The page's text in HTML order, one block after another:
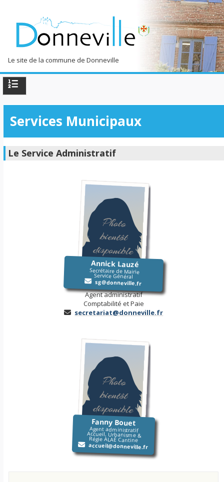
Le site de la commune de Donneville
TPL_PROTOSTAR_TOGGLE_MENU
Accueil
Côté Pratique
Services Municipaux
Le Service Administratif
Annick Lauzé
Secrétaire de Mairie
Service Général
sg@donneville.fr
Agent administratif
Comptabilité et Paie
secretariat@donneville.fr
Fanny Bouet
Agent administratif
Accueil, Urbanisme &
Régie ALAÉ Cantine
accueil@donneville.fr